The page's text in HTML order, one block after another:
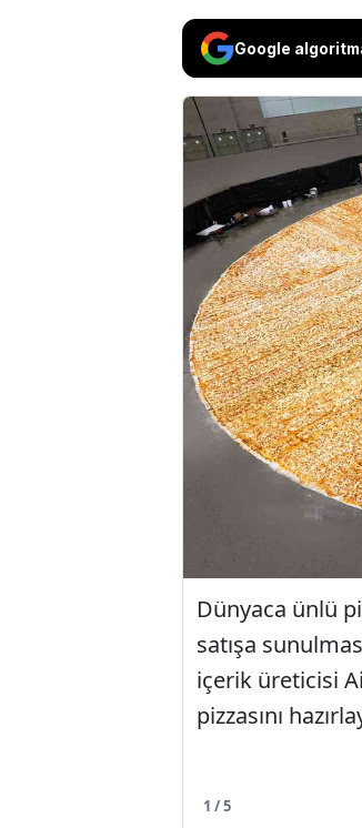
Google
Dünyaca ünlü
satışa
içerik üreticisi
pizzasını
1 / 5